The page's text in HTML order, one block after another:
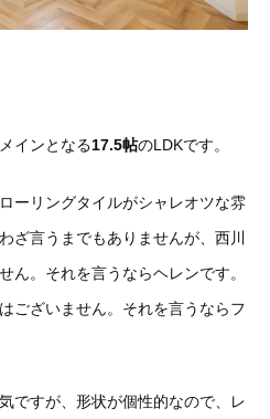
インとなる17.5帖のLDKです。
ーリングタイルがシャレオツな雰
ざ言うまでもありませんが、西川
ん。それを言うならヘレンです。
ございません。それを言うならフ
ですが、形状が個性的なので、レ